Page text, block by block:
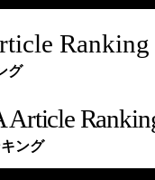
Ranking
グ
Article
ング